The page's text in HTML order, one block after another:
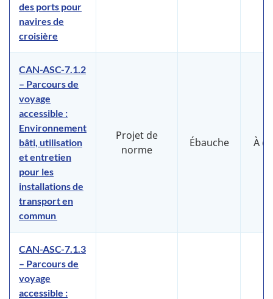
des ports pour
navires de
croisière
CAN-ASC-7.1.2
– Parcours de
voyage
accessible :
Environnement
bâti, utilisation
et entretien
pour les
installations de
transport en
commun
Projet de
norme
Ébauche À
CAN-ASC-7.1.3
– Parcours de
voyage
accessible :